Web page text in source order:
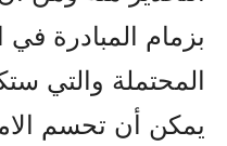
بزمام المبادرة في
المحتملة والتي
يمکن أن تحسم